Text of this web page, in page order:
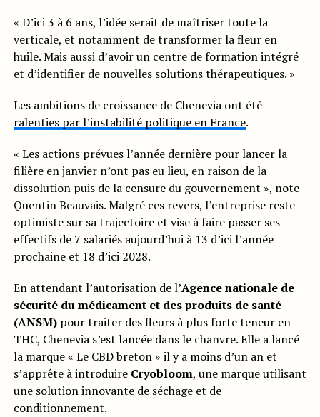
« D’ici 3 à 6 ans, l’idée serait de maîtriser toute la
verticale, et notamment de transformer la fleur en
huile. Mais aussi d’avoir un centre de formation intégré
et d’identifier de nouvelles solutions thérapeutiques. »
Les ambitions de croissance de Chenevia ont été
ralenties par l’instabilité politique en France.
« Les actions prévues l’année dernière pour lancer la
filière en janvier n’ont pas eu lieu, en raison de la
dissolution puis de la censure du gouvernement », note
Quentin Beauvais. Malgré ces revers, l’entreprise reste
optimiste sur sa trajectoire et vise à faire passer ses
effectifs de 7 salariés aujourd’hui à 13 d’ici l’année
prochaine et 18 d’ici 2028.
En attendant l’autorisation de l’Agence nationale de
sécurité du médicament et des produits de santé
(ANSM)pour traiter des fleurs à plus forte teneur en
THC, Chenevia s’est lancée dans le chanvre. Elle a lancé
la marque « Le CBD breton » il y a moins d’un an et
s’apprête à introduire Cryobloom, une marque utilisant
une solution innovante de séchage et de
conditionnement.